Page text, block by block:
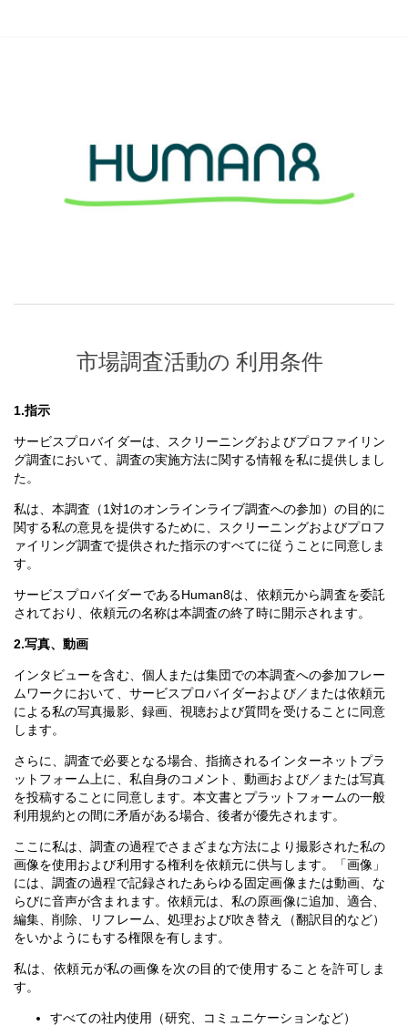
市場調査活動の 利用条件
1.指示
サービスプロバイダーは、スクリーニングおよびプロファイリン
グ調査において、調査の実施方法に関する情報を私に提供しまし
た。
私は、本調査（1対1のオンラインライブ調査への参加）の目的に
関する私の意見を提供するために、スクリーニングおよびプロフ
ァイリング調査で提供された指示のすべてに従うことに同意しま
す。
サービスプロバイダーであるHuman8は、依頼元から調査を委託
されており、依頼元の名称は本調査の終了時に開示されます。
2.写真、動画
インタビューを含む、個人または集団での本調査への参加フレー
ムワークにおいて、サービスプロバイダーおよび／または依頼元
による私の写真撮影、録画、視聴および質問を受けることに同意
します。
さらに、調査で必要となる場合、指摘されるインターネットプラ
ットフォーム上に、私自身のコメント、動画および／または写真
を投稿することに同意します。本文書とプラットフォームの一般
利用規約との間に矛盾がある場合、後者が優先されます。
ここに私は、調査の過程でさまざまな方法により撮影された私の
画像を使用および利用する権利を依頼元に供与します。「画像」
には、調査の過程で記録されたあらゆる固定画像または動画、な
らびに音声が含まれます。依頼元は、私の原画像に追加、適合、
編集、削除、リフレーム、処理および吹き替え（翻訳目的など）
をいかようにもする権限を有します。
私は、依頼元が私の画像を次の目的で使用することを許可しま
す。
すべての社内使用（研究、コミュニケーションなど）